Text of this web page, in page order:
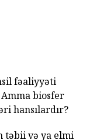
fəaliyyəti
biosfer
hansılardır?
təbii və ya elmi